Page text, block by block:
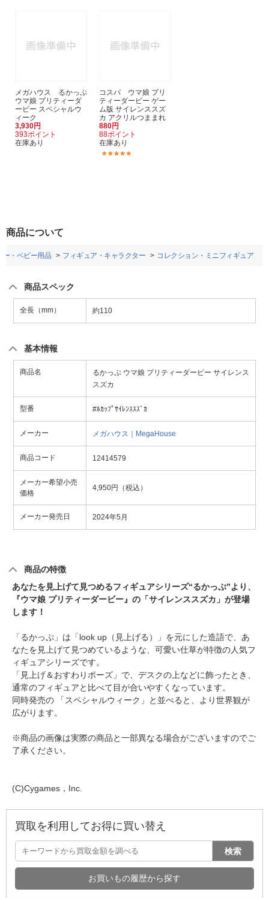
メガハウス るかっぷ
ウマ娘 プリティーダ
ービー スペシャルウ
ィーク
3,930円
393ポイント
在庫あり
コスパ ウマ娘 プリ
ティーダービー ゲー
ム版 サイレンススズ
カ アクリルつままれ
880円
88ポイント
在庫あり
商品について
ー・ベビー用品 フィギュア・キャラクター コレクション・ミニフィギュア
商品スペック
全長（mm） 約110
基本情報
商品名
るかっぷ ウマ娘 プリティーダービー サイレンス
スズカ
型番 #ﾙｶｯﾌﾟｻｲﾚﾝｽｽｽﾞｶ
メーカー メガハウス｜MegaHouse
商品コード 12414579
メーカー希望小売
価格
4,950円（税込）
メーカー発売日 2024年5月
商品の特徴
あなたを見上げて見つめるフィギュアシリーズ“るかっぷ”より、
『ウマ娘 プリティーダービー』の「サイレンススズカ」が登場
します！
「るかっぷ」は「look up（見上げる）」を元にした造語で、あ
なたを見上げて見つめているような、可愛い仕草が特徴の人気フ
ィギュアシリーズです。
「見上げ＆おすわりポーズ」で、デスクの上などに飾ったとき、
通常のフィギュアと比べて目が合いやすくなっています。
同時発売の 「スペシャルウィーク」と並べると、より世界観が
広がります。
※商品の画像は実際の商品と一部異なる場合がございますのでご
了承ください。
(C)Cygames，Inc.
買取を利用してお得に買い替え
検索
お買いもの履歴から探す